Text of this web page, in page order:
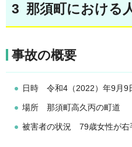
3 那須町における
事故の概要
日時 令和4（2022）年9月9
場所 那須町高久丙の町道
被害者の状況 79歳女性が右